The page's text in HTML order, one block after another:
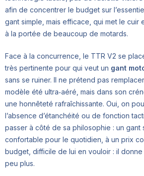
afin de concentrer le budget sur
gant simple, mais efficace, qui met le cuir
à la portée de beaucoup de motards.
Face à la concurrence, le TTR V2 se
très pertinente pour qui veut un gant
sans se ruiner. Il ne prétend pas
modèle été ultra‑aéré, mais dans son
une honnêteté rafraîchissante. Oui, on
l’absence d’étanchéité ou de fonction
passer à côté de sa philosophie : un gant
confortable pour le quotidien, à un prix
budget, difficile de lui en vouloir : il donne
peu plus.